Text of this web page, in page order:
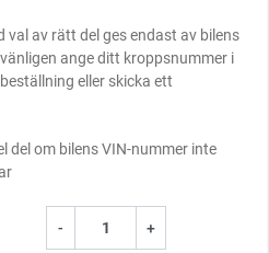
val av rätt del ges endast av bilens
ange ditt kroppsnummer i
eller skicka ett
del om bilens VIN-nummer inte
- +